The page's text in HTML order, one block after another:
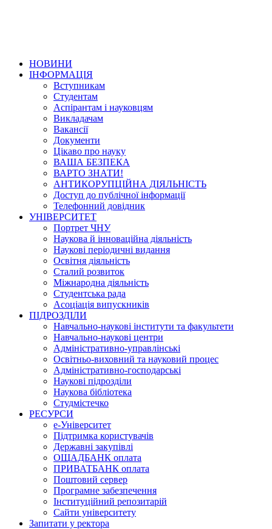
НОВИНИ
ІНФОРМАЦІЯ
Вступникам
Студентам
Аспірантам і науковцям
Викладачам
Вакансії
Документи
Цікаво про науку
ВАША БЕЗПЕКА
ВАРТО ЗНАТИ!
АНТИКОРУПЦІЙНА ДІЯЛЬНІСТЬ
Доступ до публічної інформації
Телефонний довідник
УНІВЕРСИТЕТ
Портрет ЧНУ
Наукова й інноваційна діяльність
Наукові періодичні видання
Освітня діяльність
Сталий розвиток
Міжнародна діяльність
Студентська рада
Асоціація випускників
ПІДРОЗДІЛИ
Навчально-наукові інститути та факультети
Навчально-наукові центри
Адміністративно-управлінські
Освітньо-виховний та науковий процес
Адміністративно-господарські
Наукові підрозділи
Наукова бібліотека
Студмістечко
РЕСУРСИ
е-Університет
Підтримка користувачів
Державні закупівлі
ОЩАДБАНК оплата
ПРИВАТБАНК оплата
Поштовий сервер
Програмне забезпечення
Інституційний репозитарій
Сайти університету
Запитати у ректора